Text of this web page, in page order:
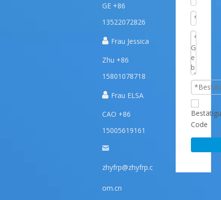
GE +86
13522072826
 Frau Jessica
Zhu +86
15801078718
 Frau ELSA
CAO +86
15005619161
zhyfrp@zhyfrp.c
om.cn